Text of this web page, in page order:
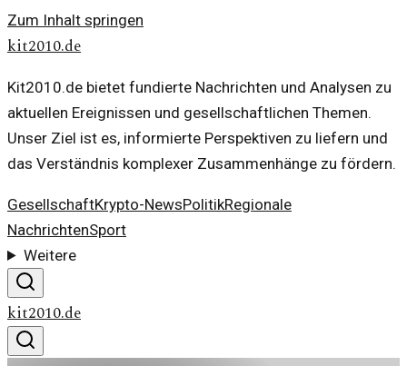
Zum Inhalt springen
kit2010.de
Kit2010.de bietet fundierte Nachrichten und Analysen zu
aktuellen Ereignissen und gesellschaftlichen Themen.
Unser Ziel ist es, informierte Perspektiven zu liefern und
das Verständnis komplexer Zusammenhänge zu fördern.
GesellschaftKrypto-NewsPolitikRegionale
NachrichtenSport
Weitere
kit2010.de